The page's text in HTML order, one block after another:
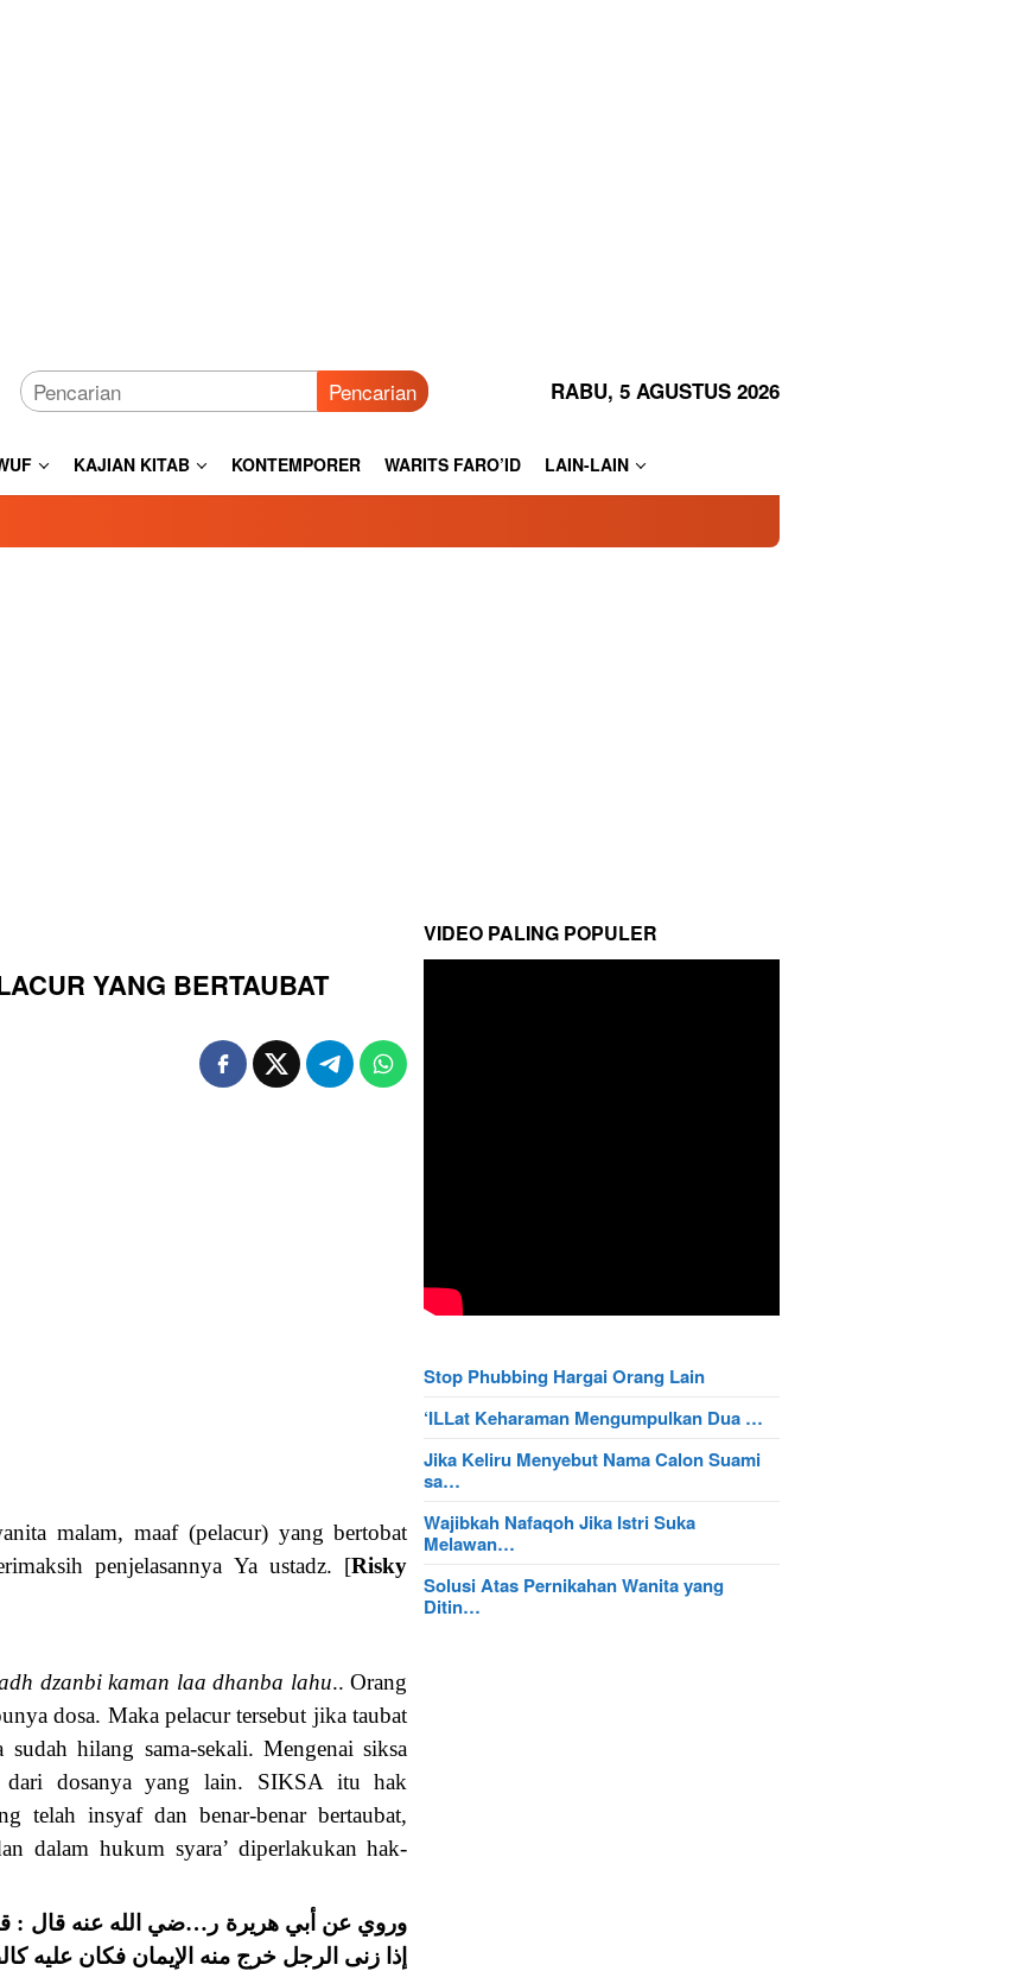
Pencarian RABU, 5 AGUSTUS 2026
KAJIAN KITAB KONTEMPORER WARITS FARO’ID LAIN-LAIN
YANG BERTAUBAT
malam, maaf (pelacur) yang bertobat
penjelasannya Ya ustadz. [Risky
dzanbi kaman laa dhanba lahu.. Orang
dosa. Maka pelacur tersebut jika taubat
hilang sama-sekali. Mengenai siksa
dosanya yang lain. SIKSA itu hak
telah insyaf dan benar-benar bertaubat,
dalam hukum syara’ diperlakukan hak-
وروي عن أبي هريرة ر…ضي الله عنه قال :
إذا زنى الرجل خرج منه الإيمان فكان عليه
VIDEO PALING POPULER
Stop Phubbing Hargai Orang Lain
‘ILLat Keharaman Mengumpulkan Dua …
Jika Keliru Menyebut Nama Calon Suami
sa…
Wajibkah Nafaqoh Jika Istri Suka
Melawan…
Solusi Atas Pernikahan Wanita yang
Ditin…